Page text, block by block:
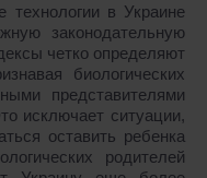
технологии в Украине
законодательную
четко определяют
биологических
представителями
исключает ситуации,
оставить ребенка
родителей